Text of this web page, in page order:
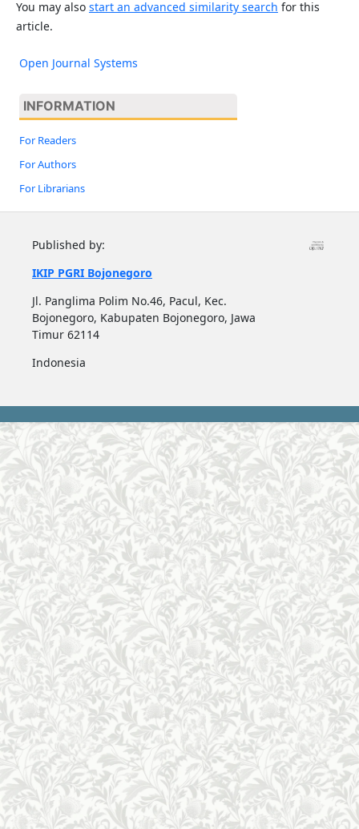
You may also start an advanced similarity search for this
article.
Open Journal Systems
INFORMATION
For Readers
For Authors
For Librarians
Published by:
IKIP PGRI Bojonegoro
Jl. Panglima Polim No.46, Pacul, Kec.
Bojonegoro, Kabupaten Bojonegoro, Jawa
Timur 62114
Indonesia